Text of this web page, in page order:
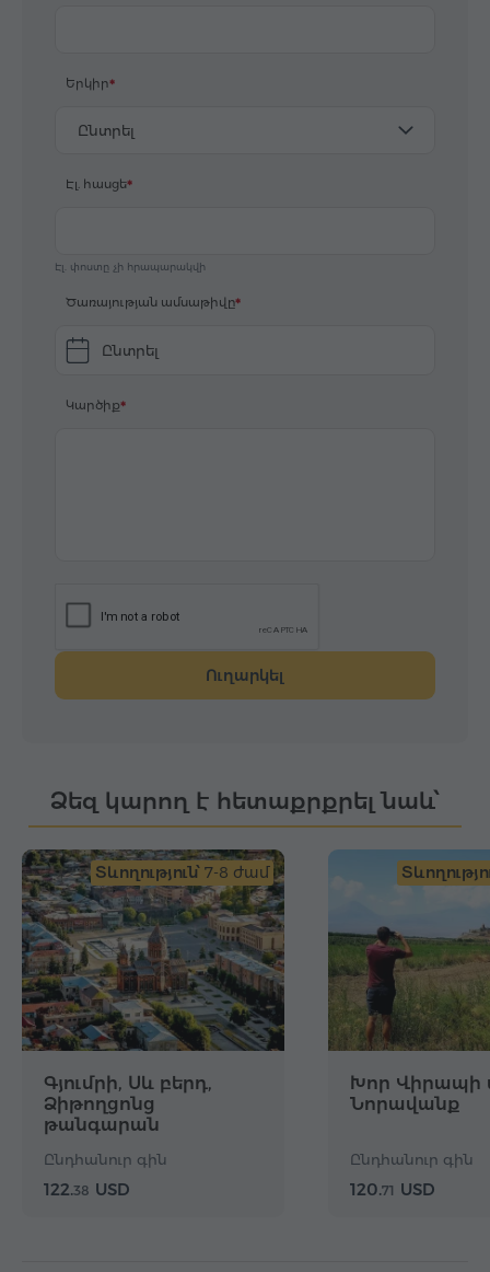
Երկիր
Ընտրել
Էլ. հասցե
Էլ. փոստը չի հրապարակվի
Ծառայության ամսաթիվը
Ընտրել
Կարծիք
Ուղարկել
Ձեզ կարող է հետաքրքրել նաև՝
Տևողություն՝ 7-8 ժամ
Գյումրի, Սև բերդ,
Ձիթողցոնց
թանգարան
Ընդհանուր գին
122.38 USD
Խոր Վիրապի
Նորավանք
Ընդհանուր գին
120.71 USD